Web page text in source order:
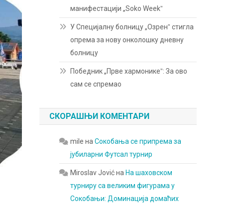
манифестацији „Soko Weekˮ
У Специјалну болницу „Озренˮ стигла
опрема за нову онколошку дневну
болницу
Победник „Прве хармоникеˮ: За ово
сам се спремао
СКОРАШЊИ КОМЕНТАРИ
mile наСокобања се припрема за
јубиларни Футсал турнир
Miroslav Jovićна На шаховском
турниру са великим фигурама у
Сокобањи: Доминација домаћих